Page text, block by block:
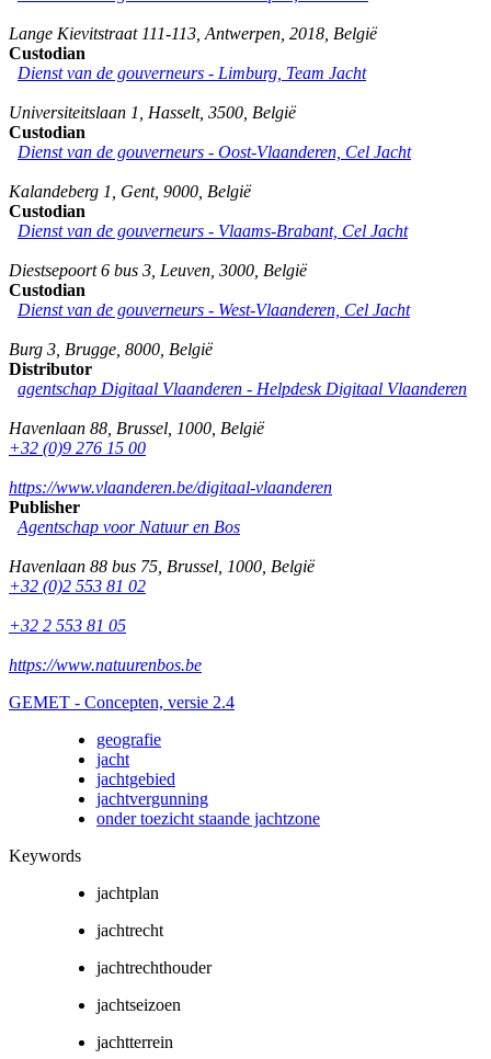
Lange Kievitstraat 111-113 Antwerpen 2018 België
Custodian
Dienst van de gouverneurs - Limburg, Team Jacht
Universiteitslaan 1 Hasselt, 3500 België
Custodian
Dienst van de gouverneurs - Oost-Vlaanderen, Cel Jacht
Kalandeberg 1 Gent, 9000 België
Custodian
Dienst van de gouverneurs - Vlaams-Brabant, Cel Jacht
Diestsepoort 6 bus 3 Leuven 3000 België
Custodian
Dienst van de gouverneurs - West-Vlaanderen, Cel Jacht
Burg 3 Brugge 8000 België
Distributor
agentschap Digitaal Vlaanderen - Helpdesk Digitaal Vlaanderen
Havenlaan 88 Brussel 1000 België
+32 (0)9 276 15 00
https://www.vlaanderen.be/digitaal-vlaanderen
Publisher
Agentschap voor Natuur en Bos
Havenlaan 88 bus 75 Brussel 1000 België
+32 (0)2 553 81 02
+32 2 553 81 05
https://www.natuurenbos.be
GEMET - Concepten, versie 2.4
geografie
jacht
jachtgebied
jachtvergunning
onder toezicht staande jachtzone
Keywords
jachtplan
jachtrecht
jachtrechthouder
jachtseizoen
jachtterrein